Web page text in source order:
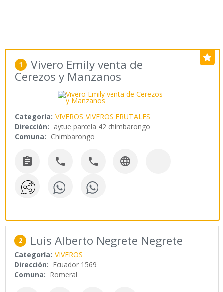
1 Vivero Emily venta de
Cerezos y Manzanos
Categoría: VIVEROS VIVEROS FRUTALES
Dirección: aytue parcela 42 chimbarongo
Comuna: Chimbarongo
   
2 Luis Alberto Negrete Negrete
Categoría: VIVEROS
Dirección: Ecuador 1569
Comuna: Romeral